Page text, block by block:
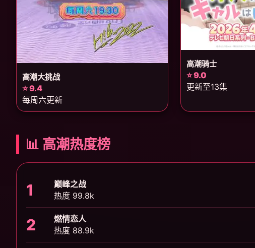
高潮大挑战
⭐ 9.4
每周六更新
高潮骑士
⭐ 9.0
更新至13集
📊 高潮热度榜
1
巅峰之战
热度 99.8k
2
燃情恋人
热度 88.9k